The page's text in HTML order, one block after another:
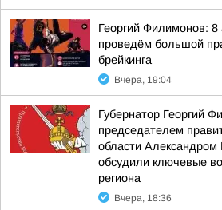
Георгий Филимонов: 8
проведём большой
брейкинга
Вчера, 19:04
Губернатор Георгий
председателем
области
обсудили ключевые
региона
Вчера, 18:36